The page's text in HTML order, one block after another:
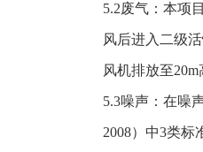
5.2废气：本项
风后进入二级
风机排放至
5.3噪声：在噪
2008）中3类标